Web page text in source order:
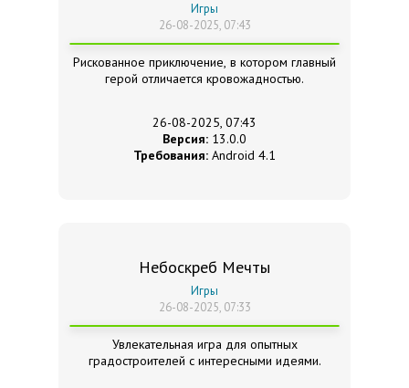
Игры
26-08-2025, 07:43
Рискованное приключение, в котором главный
герой отличается кровожадностью.
26-08-2025, 07:43
Версия: 13.0.0
Требования: Android 4.1
Небоскреб Мечты
Игры
26-08-2025, 07:33
Увлекательная игра для опытных
градостроителей с интересными идеями.